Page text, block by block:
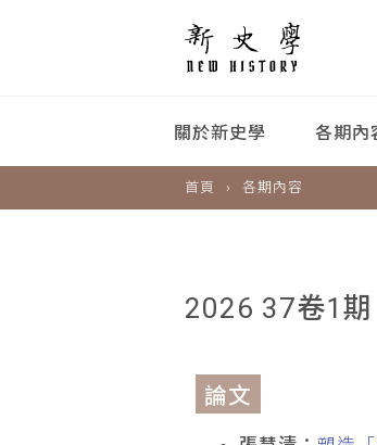
關於新史學 各期內
首頁 各期內容
2026 37卷1期
論文